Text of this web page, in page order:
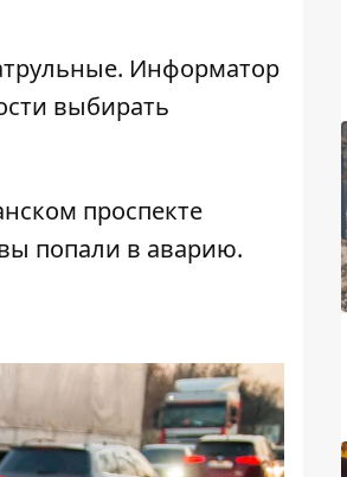
Информатор
выбирать
проспекте
попали в аварию.